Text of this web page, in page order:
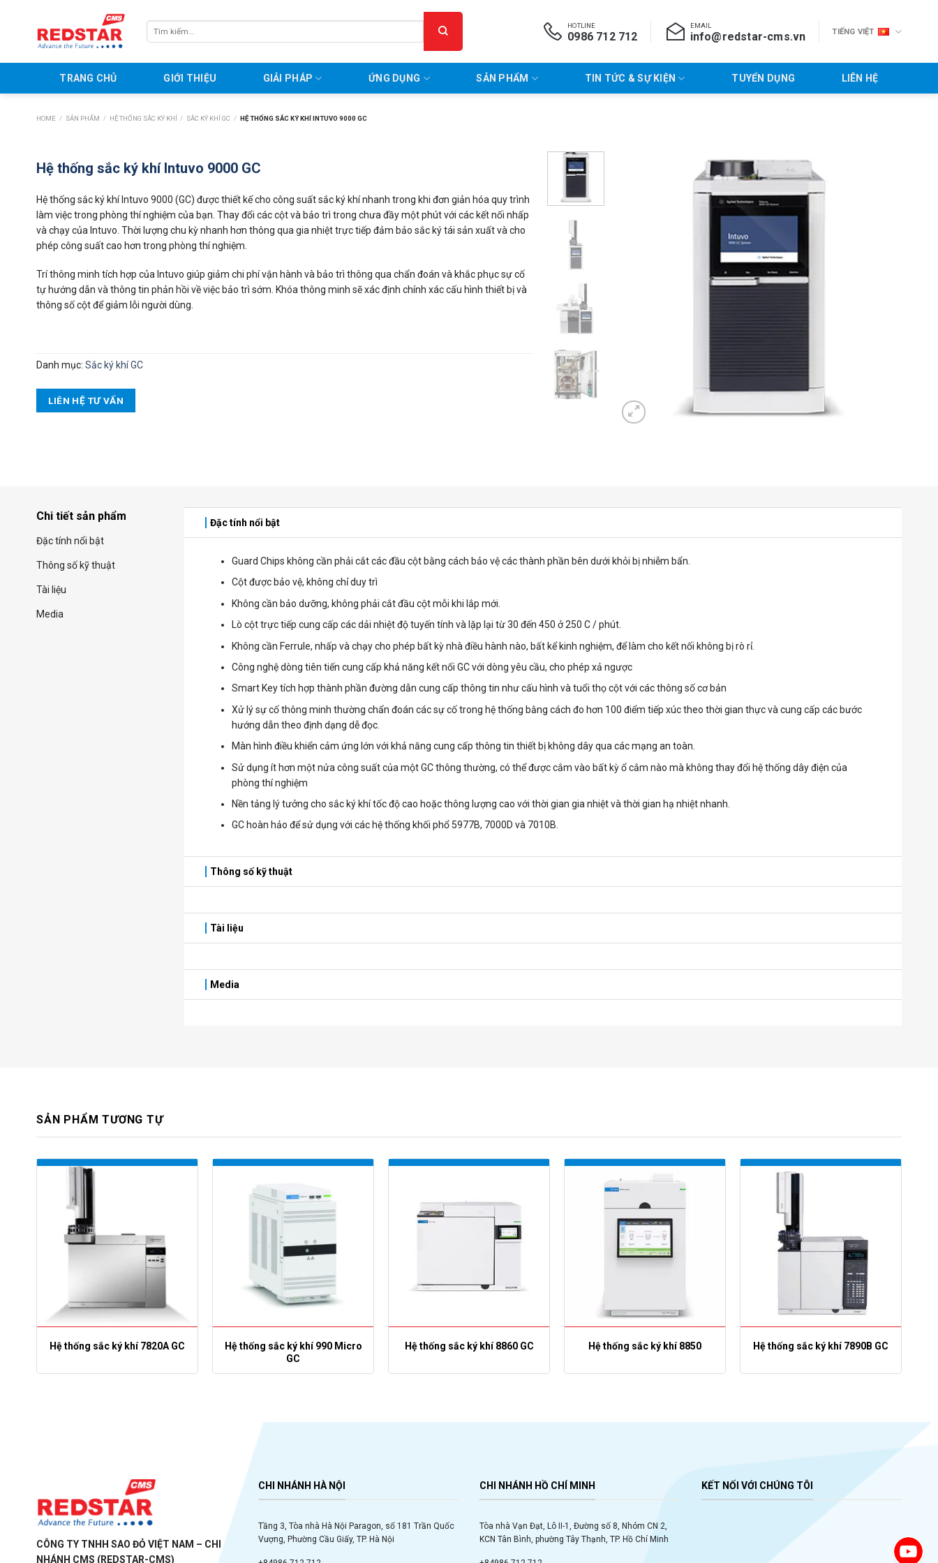
Tìm
kiếm:
HOTLINE
0986 712 712
EMAIL
info@redstar-cms.vn TIẾNG VIỆT
TRANG CHỦ GIỚI THIỆU GIẢI PHÁP ỨNG DỤNG SẢN PHẨM TIN TỨC & SỰ KIỆN TUYỂN DỤNG LIÊN HỆ
HOME / SẢN PHẨM / HỆ THỐNG SẮC KÝ KHÍ / SẮC KÝ KHÍ GC / HỆ THỐNG SẮC KÝ KHÍ INTUVO 9000 GC
Hệ thống sắc ký khí Intuvo 9000 GC
Hệ thống sắc ký khí Intuvo 9000 (GC) được thiết kế cho công suất sắc ký khí nhanh trong khi đơn giản hóa quy trình
làm việc trong phòng thí nghiệm của bạn. Thay đổi các cột và bảo trì trong chưa đầy một phút với các kết nối nhấp
và chạy của Intuvo. Thời lượng chu kỳ nhanh hơn thông qua gia nhiệt trực tiếp đảm bảo sắc ký tái sản xuất và cho
phép công suất cao hơn trong phòng thí nghiệm.
Trí thông minh tích hợp của Intuvo giúp giảm chi phí vận hành và bảo trì thông qua chẩn đoán và khắc phục sự cố
tự hướng dẫn và thông tin phản hồi về việc bảo trì sớm. Khóa thông minh sẽ xác định chính xác cấu hình thiết bị và
thông số cột để giảm lỗi người dùng.
Danh mục: Sắc ký khí GC
LIÊN HỆ TƯ VẤN
Chi tiết sản phẩm
Đặc tính nổi bật
Thông số kỹ thuật
Tài liệu
Media
Đặc tính nổi bật
Guard Chips không cần phải cắt các đầu cột bằng cách bảo vệ các thành phần bên dưới khỏi bị nhiễm bẩn.
Cột được bảo vệ, không chỉ duy trì
Không cần bảo dưỡng, không phải cắt đầu cột mỗi khi lắp mới.
Lò cột trực tiếp cung cấp các dải nhiệt độ tuyến tính và lặp lại từ 30 đến 450 ở 250 C / phút.
Không cần Ferrule, nhấp và chạy cho phép bất kỳ nhà điều hành nào, bất kể kinh nghiệm, để làm cho kết nối không bị rò rỉ.
Công nghệ dòng tiên tiến cung cấp khả năng kết nối GC với dòng yêu cầu, cho phép xả ngược
Smart Key tích hợp thành phần đường dẫn cung cấp thông tin như cấu hình và tuổi thọ cột với các thông số cơ bản
Xử lý sự cố thông minh thường chẩn đoán các sự cố trong hệ thống bằng cách đo hơn 100 điểm tiếp xúc theo thời gian thực và cung cấp các bước
hướng dẫn theo định dạng dễ đọc.
Màn hình điều khiển cảm ứng lớn với khả năng cung cấp thông tin thiết bị không dây qua các mạng an toàn.
Sử dụng ít hơn một nửa công suất của một GC thông thường, có thể được cắm vào bất kỳ ổ cắm nào mà không thay đổi hệ thống dây điện của
phòng thí nghiệm
Nền tảng lý tưởng cho sắc ký khí tốc độ cao hoặc thông lượng cao với thời gian gia nhiệt và thời gian hạ nhiệt nhanh.
GC hoàn hảo để sử dụng với các hệ thống khối phổ 5977B, 7000D và 7010B.
Thông số kỹ thuật
Tài liệu
Media
SẢN PHẨM TƯƠNG TỰ
Hệ thống sắc ký khí 7820A GC
Hệ thống sắc ký khí 990 Micro
GC
Hệ thống sắc ký khí 8860 GC Hệ thống sắc ký khí 8850 Hệ thống sắc ký khí 7890B GC
CÔNG TY TNHH SAO ĐỎ VIỆT NAM – CHI
NHÁNH CMS (REDSTAR-CMS)
CHI NHÁNH HÀ NỘI
Tầng 3, Tòa nhà Hà Nội Paragon, số 181 Trần Quốc
Vượng, Phường Cầu Giấy, TP. Hà Nội
CHI NHÁNH HỒ CHÍ MINH
Tòa nhà Vạn Đạt, Lô II-1, Đường số 8, Nhóm CN 2,
KCN Tân Bình, phường Tây Thạnh, TP. Hồ Chí Minh
KẾT NỐI VỚI CHÚNG TÔI